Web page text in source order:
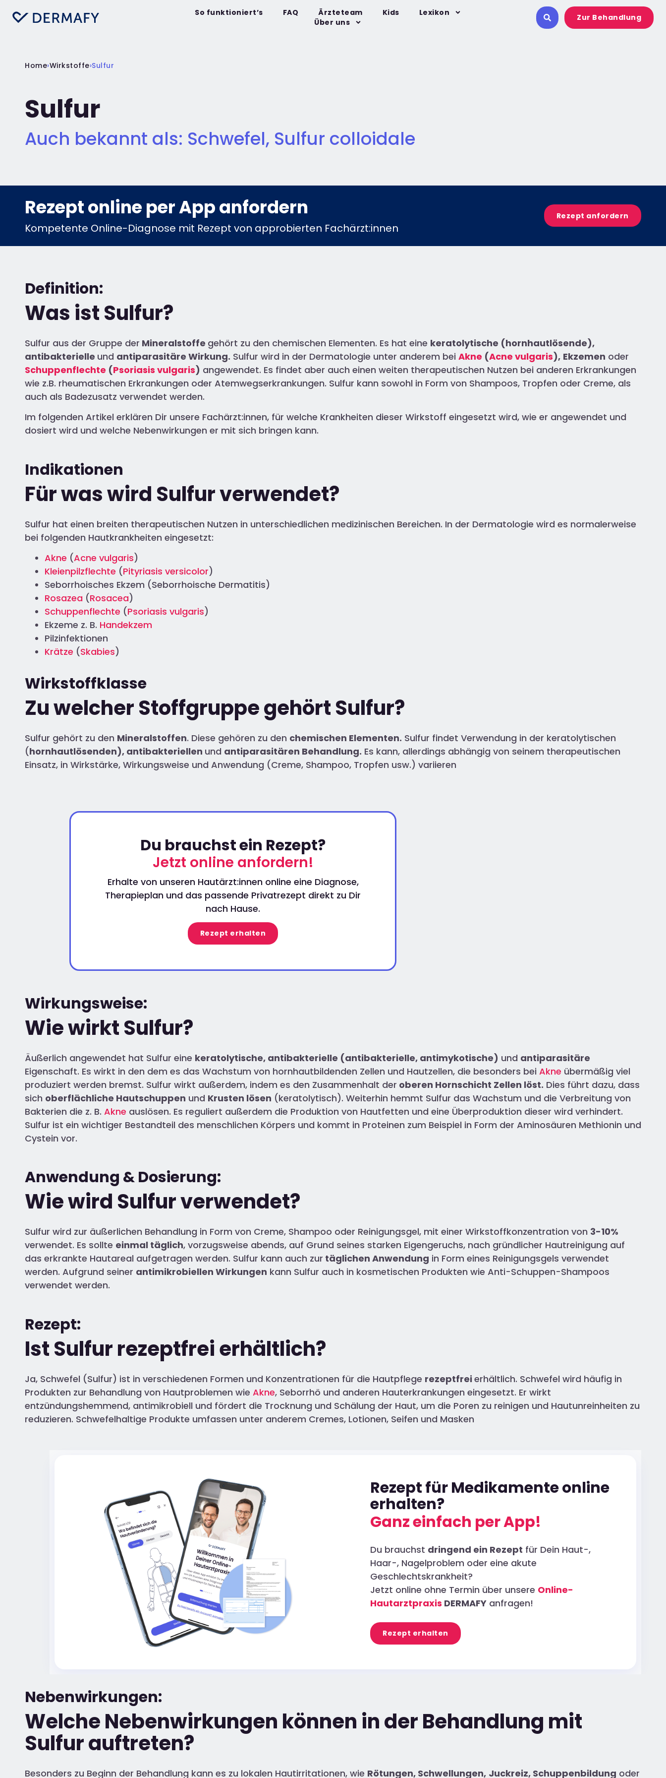
So funktioniert’s FAQ Ärzteteam Kids
Lexikon
Über uns
Zur Behandlung
Home›Wirkstoffe›Sulfur
Sulfur
Auch bekannt als: Schwefel, Sulfur colloidale
Rezept online per App anfordern​
Kompetente Online-Diagnose mit Rezept von approbierten Fachärzt:innen​
Rezept anfordern
Definition:
Was ist Sulfur?
Sulfur aus der Gruppe der Mineralstoffe gehört zu den chemischen Elementen. Es hat eine keratolytische (hornhautlösende),
antibakterielle und antiparasitäre Wirkung. Sulfur wird in der Dermatologie unter anderem bei Akne (Acne vulgaris), Ekzemen oder
Schuppenflechte (Psoriasis vulgaris) angewendet. Es findet aber auch einen weiten therapeutischen Nutzen bei anderen Erkrankungen
wie z.B. rheumatischen Erkrankungen oder Atemwegserkrankungen. Sulfur kann sowohl in Form von Shampoos, Tropfen oder Creme, als
auch als Badezusatz verwendet werden.
Im folgenden Artikel erklären Dir unsere Fachärzt:innen, für welche Krankheiten dieser Wirkstoff eingesetzt wird, wie er angewendet und
dosiert wird und welche Nebenwirkungen er mit sich bringen kann.
Indikationen
Für was wird Sulfur verwendet?
Sulfur hat einen breiten therapeutischen Nutzen in unterschiedlichen medizinischen Bereichen. In der Dermatologie wird es normalerweise
bei folgenden Hautkrankheiten eingesetzt:
Akne (Acne vulgaris)
Kleienpilzflechte (Pityriasis versicolor)
Seborrhoisches Ekzem (Seborrhoische Dermatitis)
Rosazea (Rosacea)
Schuppenflechte (Psoriasis vulgaris)
Ekzeme z. B. Handekzem
Pilzinfektionen
Krätze (Skabies)
Wirkstoffklasse
Zu welcher Stoffgruppe gehört Sulfur?
Sulfur gehört zu den Mineralstoffen. Diese gehören zu den chemischen Elementen. Sulfur findet Verwendung in der keratolytischen
(hornhautlösenden), antibakteriellen und antiparasitären Behandlung. Es kann, allerdings abhängig von seinem therapeutischen
Einsatz, in Wirkstärke, Wirkungsweise und Anwendung (Creme, Shampoo, Tropfen usw.) variieren
Du brauchst ein Rezept?
Jetzt online anfordern!
Erhalte von unseren Hautärzt:innen online eine Diagnose,
Therapieplan und das passende Privatrezept direkt zu Dir
nach Hause.
Rezept erhalten
Wirkungsweise:
Wie wirkt Sulfur?
Äußerlich angewendet hat Sulfur eine keratolytische, antibakterielle (antibakterielle, antimykotische) und antiparasitäre
Eigenschaft. Es wirkt in den dem es das Wachstum von hornhautbildenden Zellen und Hautzellen, die besonders bei Akne übermäßig viel
produziert werden bremst. Sulfur wirkt außerdem, indem es den Zusammenhalt der oberen Hornschicht Zellen löst. Dies führt dazu, dass
sich oberflächliche Hautschuppen und Krusten lösen (keratolytisch). Weiterhin hemmt Sulfur das Wachstum und die Verbreitung von
Bakterien die z. B. Akne auslösen. Es reguliert außerdem die Produktion von Hautfetten und eine Überproduktion dieser wird verhindert.
Sulfur ist ein wichtiger Bestandteil des menschlichen Körpers und kommt in Proteinen zum Beispiel in Form der Aminosäuren Methionin und
Cystein vor.
Anwendung & Dosierung:
Wie wird Sulfur verwendet?
Sulfur wird zur äußerlichen Behandlung in Form von Creme, Shampoo oder Reinigungsgel, mit einer Wirkstoffkonzentration von 3-10%
verwendet. Es sollte einmal täglich, vorzugsweise abends, auf Grund seines starken Eigengeruchs, nach gründlicher Hautreinigung auf
das erkrankte Hautareal aufgetragen werden. Sulfur kann auch zur täglichen Anwendung in Form eines Reinigungsgels verwendet
werden. Aufgrund seiner antimikrobiellen Wirkungen kann Sulfur auch in kosmetischen Produkten wie Anti-Schuppen-Shampoos
verwendet werden.
Rezept:
Ist Sulfur rezeptfrei erhältlich?
Ja, Schwefel (Sulfur) ist in verschiedenen Formen und Konzentrationen für die Hautpflege rezeptfrei erhältlich. Schwefel wird häufig in
Produkten zur Behandlung von Hautproblemen wie Akne, Seborrhö und anderen Hauterkrankungen eingesetzt. Er wirkt
entzündungshemmend, antimikrobiell und fördert die Trocknung und Schälung der Haut, um die Poren zu reinigen und Hautunreinheiten zu
reduzieren. Schwefelhaltige Produkte umfassen unter anderem Cremes, Lotionen, Seifen und Masken
Rezept für Medikamente online
erhalten?
Ganz einfach per App!
Du brauchst dringend ein Rezept für Dein Haut-,
Haar-, Nagelproblem oder eine akute
Geschlechtskrankheit?
Jetzt online ohne Termin über unsere Online-
Hautarztpraxis DERMAFY anfragen!
Rezept erhalten
Nebenwirkungen:
Welche Nebenwirkungen können in der Behandlung mit
Sulfur auftreten?
Besonders zu Beginn der Behandlung kann es zu lokalen Hautirritationen, wie Rötungen, Schwellungen, Juckreiz, Schuppenbildung oder